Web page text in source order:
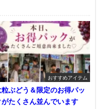
おすすめアイテム
粒ぶどう＆限定のお得パッ
がたくさん並んでいます